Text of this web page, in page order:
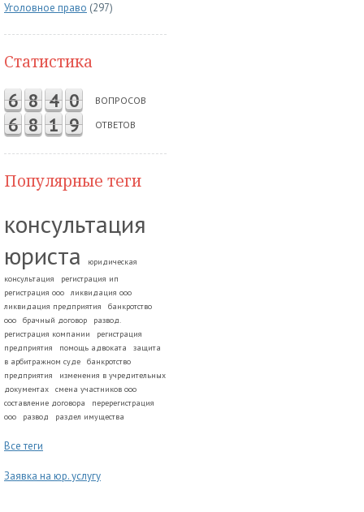
Уголовное право (297)
Статистика
6 8 4 0 ВОПРОСОВ
6 8 1 9 ОТВЕТОВ
Популярные теги
консультация
юриста
юридическая
консультация
регистрация ип
регистрация ооо
ликвидация ооо
ликвидация предприятия
банкротство
ооо
брачный договор
развод.
регистрация компании
регистрация
предприятия
помощь адвоката
защита
в арбитражном суде
банкротство
предприятия
изменения в учредительных
документах
смена участников ооо
составление договора
перерегистрация
ооо
развод раздел имущества
Все теги
Заявка на юр. услугу